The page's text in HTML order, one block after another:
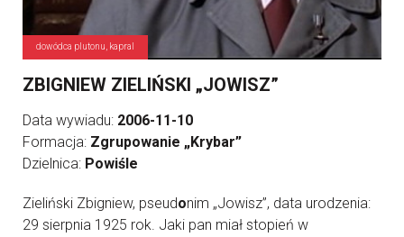
dowódca plutonu, kapral
ZBIGNIEW ZIELIŃSKI „JOWISZ”
Data wywiadu: 2006-11-10
Formacja: Zgrupowanie „Krybar”
Dzielnica: Powiśle
Zieliński Zbigniew, pseudonim „Jowisz”, data urodzenia:
29 sierpnia 1925 rok. Jaki pan miał stopień w